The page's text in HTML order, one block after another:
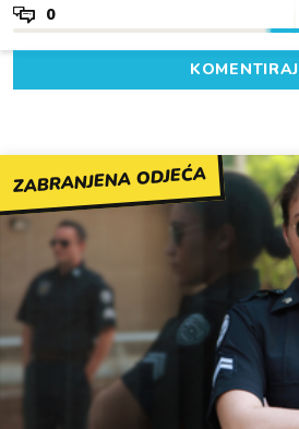
0
KOMENTIRAJ
ZABRANJENA ODJEĆA